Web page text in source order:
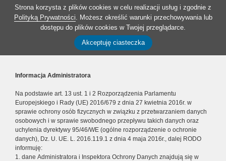
Strona korzysta z plików cookies w celu realizacji usług i zgodnie z
Polityką Prywatności. Możesz określić warunki przechowywania lub
dostępu do plików cookies w Twojej przeglądarce.
Akceptuję ciasteczka
Informacja Administratora
Na podstawie art. 13 ust. 1 i 2 Rozporządzenia Parlamentu
Europejskiego i Rady (UE) 2016/679 z dnia 27 kwietnia 2016r. w
sprawie ochrony osób fizycznych w związku z przetwarzaniem danych
osobowych i w sprawie swobodnego przepływu takich danych oraz
uchylenia dyrektywy 95/46/WE (ogólne rozporządzenie o ochronie
danych), Dz. U. UE. L. 2016.119.1 z dnia 4 maja 2016r., dalej RODO
informuję:
1. dane Administratora i Inspektora Ochrony Danych znajdują się w